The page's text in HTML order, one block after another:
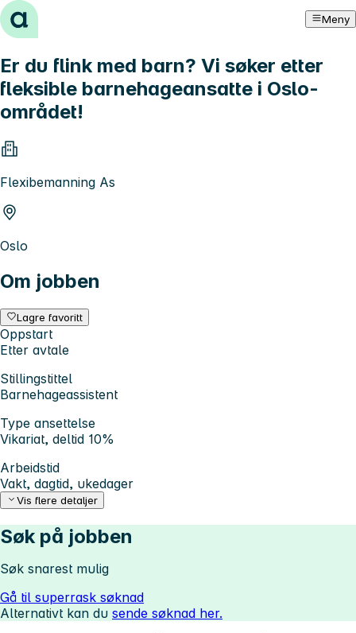
Hopp til innhold Meny
Er du flink med barn? Vi søker etter
fleksible barnehageansatte i Oslo-
området!
Flexibemanning As
Oslo
Om jobben
Lagre favoritt
Oppstart
Etter avtale
Stillingstittel
Barnehageassistent
Type ansettelse
Vikariat, deltid 10%
Arbeidstid
Vakt, dagtid, ukedager
Vis flere detaljer
Søk på jobben
Søk snarest mulig
Gå til superrask søknad
Alternativt kan du sende søknad her.